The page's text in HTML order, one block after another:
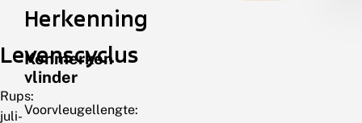
Levenscyclus
Rups:
juli-
Herkenning
Kenmerken
vlinder
Voorvleugellengte: